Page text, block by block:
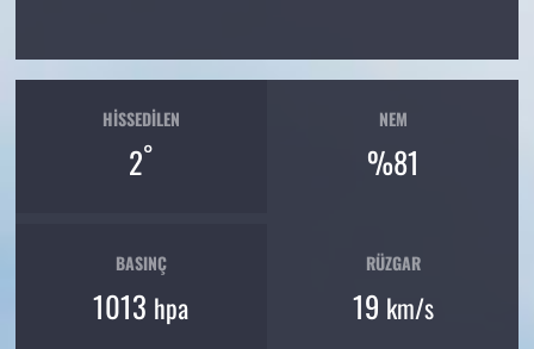
HISSEDILEN
2°
NEM
%81
BASINÇ
1013 hpa
RÜZGAR
19 km/s